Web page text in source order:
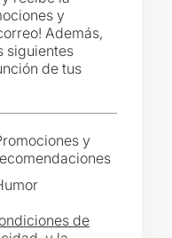
y
Además,
siguientes
de tus
y
de